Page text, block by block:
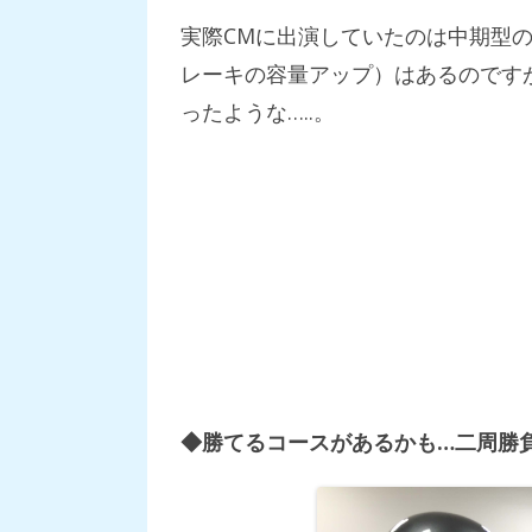
実際CMに出演していたのは中期型
レーキの容量アップ）はあるので
ったような…..。
◆勝てるコースがあるかも…二周勝